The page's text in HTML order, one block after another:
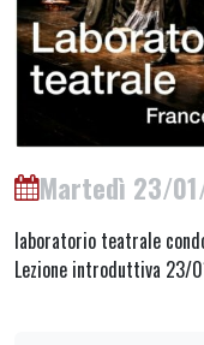
Martedì 23/
laboratorio teatrale
Lezione introduttiva 23/